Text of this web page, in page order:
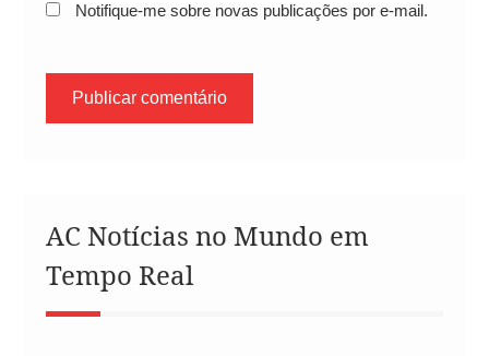
Notifique-me sobre novas publicações por e-mail.
AC Notícias no Mundo em
Tempo Real